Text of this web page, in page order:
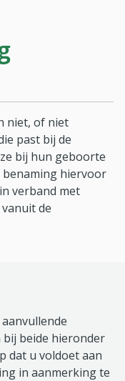
niet, of niet
past bij de
bij hun geboorte
benaming hiervoor
verband met
de
bij beide hieronder
dat u voldoet aan
in aanmerking te